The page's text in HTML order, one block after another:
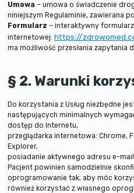
Umowa – umowa o świadczenie
niniejszym Regulaminie, zawierana
Formularz – interaktywny
internetowej: https://
ma możliwość przesłania zapytania
§ 2. Warunki
Do korzystania z Usług niezbędne
następujących minimalnych
dostęp do Internetu,
przeglądarka internetowa: Chrome,
Explorer,
posiadanie aktywnego adresu e-
Pacjent powinien samodzielnie
oprogramowanie tak, aby móc
również korzystać z własnego